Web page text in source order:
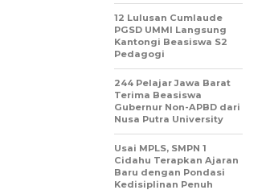
12 Lulusan Cumlaude
PGSD UMMI Langsung
Kantongi Beasiswa S2
Pedagogi
244 Pelajar Jawa Barat
Terima Beasiswa
Gubernur Non-APBD dari
Nusa Putra University
Usai MPLS, SMPN 1
Cidahu Terapkan Ajaran
Baru dengan Pondasi
Kedisiplinan Penuh